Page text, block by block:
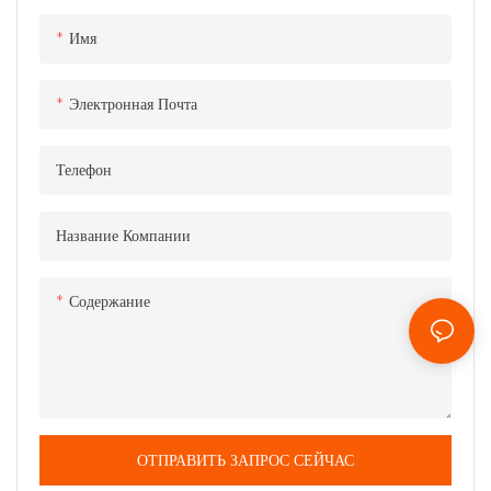
Имя
Электронная Почта
Телефон
Название Компании
Содержание
ОТПРАВИТЬ ЗАПРОС СЕЙЧАС